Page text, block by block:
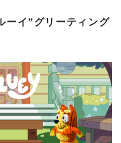
ーイ”グリーティング